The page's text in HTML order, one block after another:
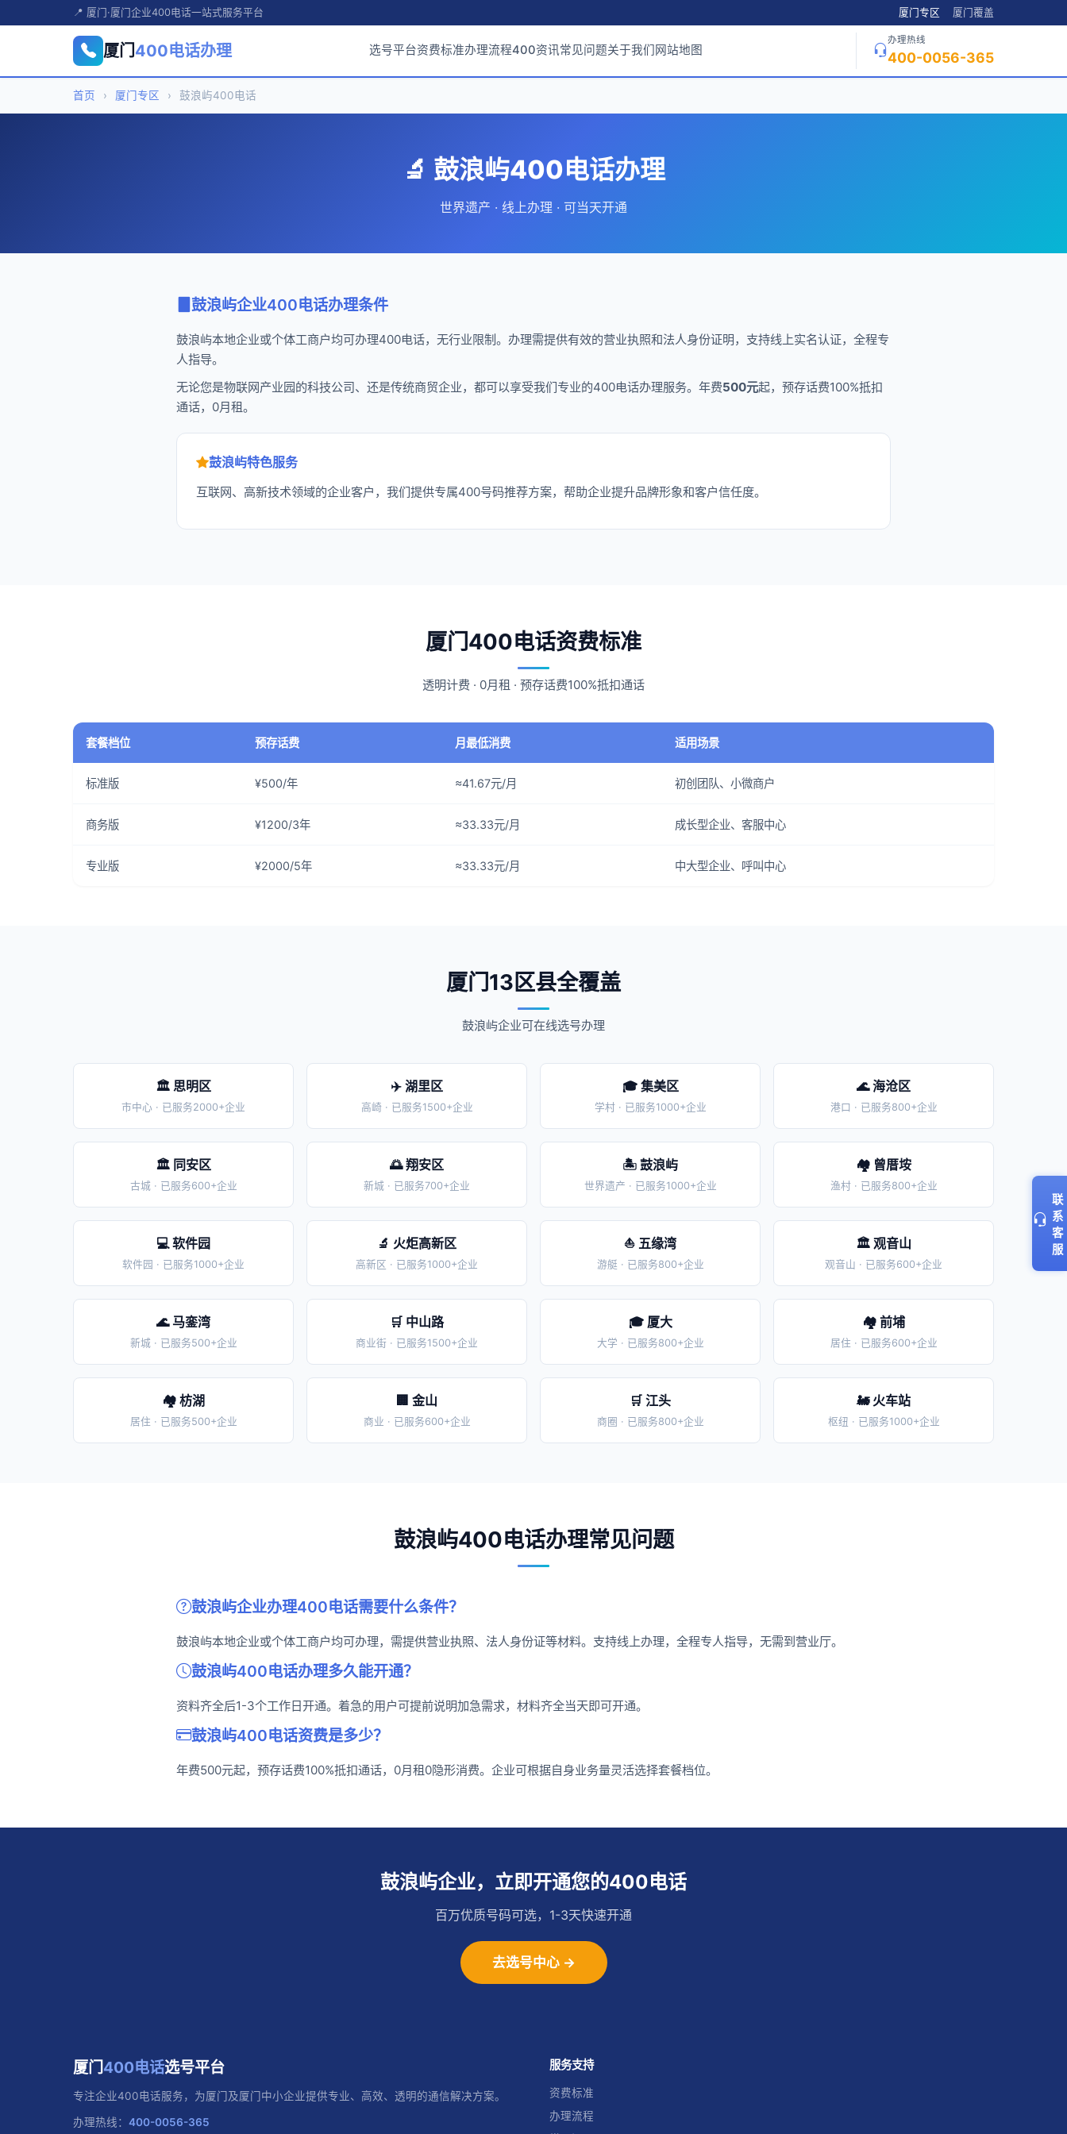
📍 厦门·厦门企业400电话一站式服务平台 厦门专区 厦门覆盖
厦门400电话办理 选号平台资费标准办理流程400资讯常见问题关于我们 网站地图
办理热线
400-0056-365
首页 › 厦门专区 › 鼓浪屿400电话
🔬 鼓浪屿400电话办理
世界遗产 · 线上办理 · 可当天开通
鼓浪屿企业400电话办理条件
鼓浪屿本地企业或个体工商户均可办理400电话，无行业限制。办理需提供有效的营业执照和法人身份证明，支持线上实名认证，全程专
人指导。
无论您是物联网产业园的科技公司、还是传统商贸企业，都可以享受我们专业的400电话办理服务。年费500元起，预存话费100%抵扣
通话，0月租。
鼓浪屿特色服务
互联网、高新技术领域的企业客户，我们提供专属400号码推荐方案，帮助企业提升品牌形象和客户信任度。
厦门400电话资费标准
透明计费 · 0月租 · 预存话费100%抵扣通话
套餐档位 预存话费 月最低消费 适用场景
标准版 ¥500/年 ≈41.67元/月 初创团队、小微商户
商务版 ¥1200/3年 ≈33.33元/月 成长型企业、客服中心
专业版 ¥2000/5年 ≈33.33元/月 中大型企业、呼叫中心
厦门13区县全覆盖
鼓浪屿企业可在线选号办理
🏛️ 思明区
市中心 · 已服务2000+企业
✈️ 湖里区
高崎 · 已服务1500+企业
🎓 集美区
学村 · 已服务1000+企业
🌊 海沧区
港口 · 已服务800+企业
🏛️ 同安区
古城 · 已服务600+企业
🌅 翔安区
新城 · 已服务700+企业
🏝️ 鼓浪屿
世界遗产 · 已服务1000+企业
🏘️ 曾厝垵
渔村 · 已服务800+企业
💻 软件园
软件园 · 已服务1000+企业
🔬 火炬高新区
高新区 · 已服务1000+企业
⛵ 五缘湾
游艇 · 已服务800+企业
🏛️ 观音山
观音山 · 已服务600+企业
🌊 马銮湾
新城 · 已服务500+企业
🛒 中山路
商业街 · 已服务1500+企业
🎓 厦大
大学 · 已服务800+企业
🏘️ 前埔
居住 · 已服务600+企业
🏘️ 枋湖
居住 · 已服务500+企业
🏢 金山
商业 · 已服务600+企业
🛒 江头
商圈 · 已服务800+企业
🚂 火车站
枢纽 · 已服务1000+企业
鼓浪屿400电话办理常见问题
鼓浪屿企业办理400电话需要什么条件？
鼓浪屿本地企业或个体工商户均可办理，需提供营业执照、法人身份证等材料。支持线上办理，全程专人指导，无需到营业厅。
鼓浪屿400电话办理多久能开通？
资料齐全后1-3个工作日开通。着急的用户可提前说明加急需求，材料齐全当天即可开通。
鼓浪屿400电话资费是多少？
年费500元起，预存话费100%抵扣通话，0月租0隐形消费。企业可根据自身业务量灵活选择套餐档位。
鼓浪屿企业，立即开通您的400电话
百万优质号码可选，1-3天快速开通
去选号中心 →
厦门400电话选号平台
专注企业400电话服务，为厦门及厦门中小企业提供专业、高效、透明的通信解决方案。
办理热线： 400-0056-365
服务支持
资费标准
办理流程
联
系
客
服